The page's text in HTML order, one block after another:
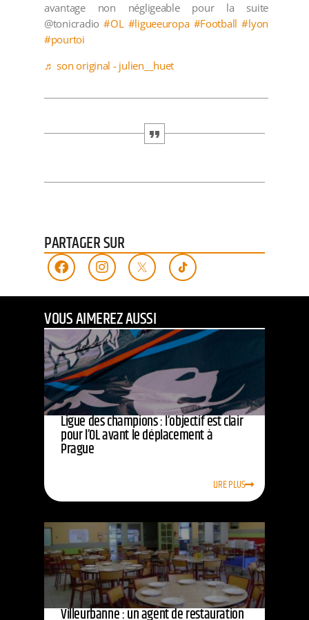
avantage non négligeable pour la suite
@tonicradio#OL #ligueeuropa #Football #lyon
#pourtoi
♬ son original - julien__huet
PARTAGER SUR
VOUS AIMEREZ AUSSI
Ligue des champions : l’objectif est clair
pour l’OL avant le déplacement à
Prague
LIRE PLUS
Villeurbanne : un agent de restauration